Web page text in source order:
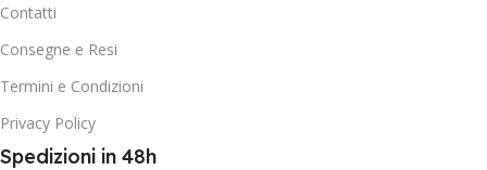
Contatti
Consegne e Resi
Termini e Condizioni
Privacy Policy
Spedizioni in 48h